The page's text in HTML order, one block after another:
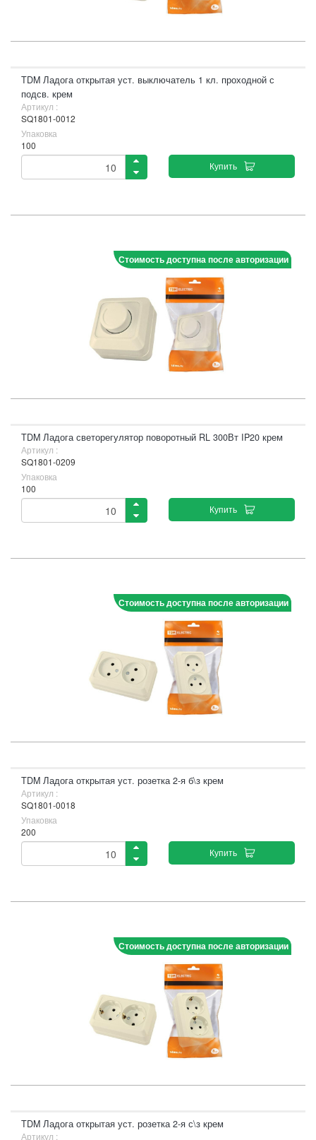
TDM Ладога открытая уст. выключатель 1 кл. проходной с
подсв. крем
Артикул :
SQ1801-0012
Упаковка
100
Купить
Стоимость доступна после авторизации
TDM Ладога светорегулятор поворотный RL 300Вт IP20 крем
Артикул :
SQ1801-0209
Упаковка
100
Купить
Стоимость доступна после авторизации
TDM Ладога открытая уст. розетка 2-я б\з крем
Артикул :
SQ1801-0018
Упаковка
200
Купить
Стоимость доступна после авторизации
TDM Ладога открытая уст. розетка 2-я с\з крем
Артикул :